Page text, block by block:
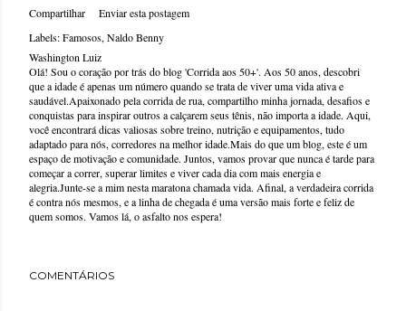
Compartilhar
Enviar esta postagem
Labels:Famosos Naldo Benny
Washington Luiz
Olá! Sou o coração por trás do blog 'Corrida aos 50+'. Aos 50 anos, descobri
que a idade é apenas um número quando se trata de viver uma vida ativa e
saudável.Apaixonado pela corrida de rua, compartilho minha jornada, desafios e
conquistas para inspirar outros a calçarem seus tênis, não importa a idade. Aqui,
você encontrará dicas valiosas sobre treino, nutrição e equipamentos, tudo
adaptado para nós, corredores na melhor idade.Mais do que um blog, este é um
espaço de motivação e comunidade. Juntos, vamos provar que nunca é tarde para
começar a correr, superar limites e viver cada dia com mais energia e
alegria.Junte-se a mim nesta maratona chamada vida. Afinal, a verdadeira corrida
é contra nós mesmos, e a linha de chegada é uma versão mais forte e feliz de
quem somos. Vamos lá, o asfalto nos espera!
COMENTÁRIOS